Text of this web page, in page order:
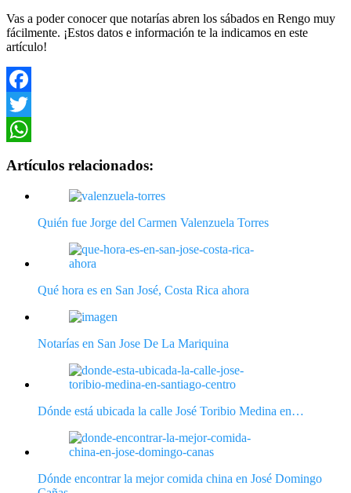
Vas a poder conocer que notarías abren los sábados en Rengo muy
fácilmente. ¡Estos datos e información te la indicamos en este
artículo!
Facebook
Twitter
Artículos relacionados:
Quién fue Jorge del Carmen Valenzuela Torres
Qué hora es en San José, Costa Rica ahora
Notarías en San Jose De La Mariquina
Dónde está ubicada la calle José Toribio Medina en…
Dónde encontrar la mejor comida china en José Domingo